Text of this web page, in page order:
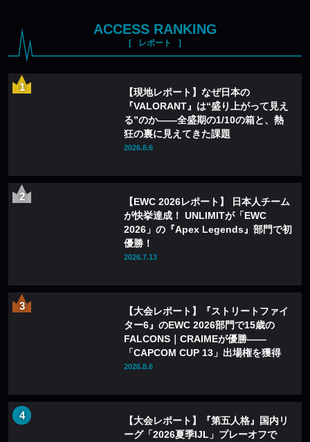
ACCESS RANKING
レポート
【現地レポート】なぜ日本の
『VALORANT』は“盛り上がって見え
る”のか——全盛期の1/10の箱と、熱
狂の裏に見えてきた課題
2026.8.6
【EWC 2026レポート】 日本人チーム
が快挙達成！ UNLIMITが「EWC
2026」の『Apex Legends』部門で初
優勝！
2026.7.13
【大会レポート】『ストリートファイ
ター6』のEWC 2026部門で15歳の
FALCONS｜CRAIMEが優勝——
「CAPCOM CUP 13」出場権を獲得
2026.8.6
【大会レポート】『第五人格』国内リ
ーグ「2026夏季IJL」プレーオフで